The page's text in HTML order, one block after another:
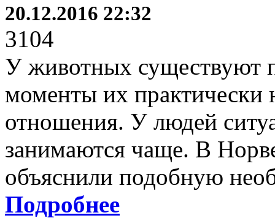
20.12.2016 22:32
3104
У животных существуют
моменты их практически
отношения. У людей
занимаются чаще. В
объяснили подобную
Подробнее